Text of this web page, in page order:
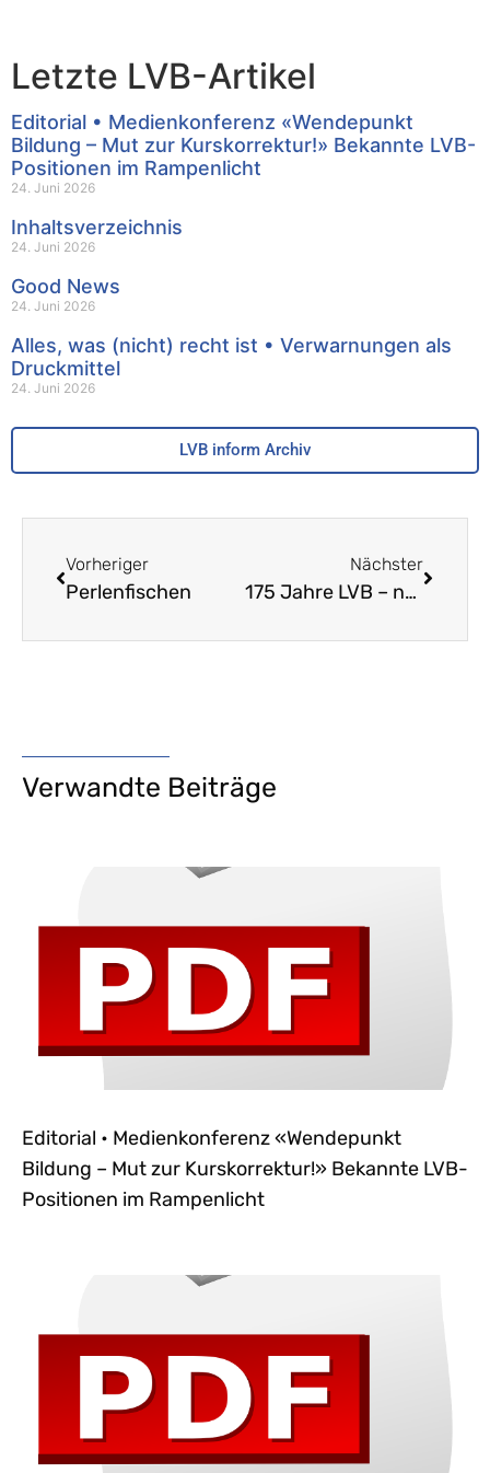
Letzte LVB-Artikel
Editorial • Medienkonferenz «Wendepunkt
Bildung – Mut zur Kurskorrektur!» Bekannte LVB-
Positionen im Rampenlicht
24. Juni 2026
Inhaltsverzeichnis
24. Juni 2026
Good News
24. Juni 2026
Alles, was (nicht) recht ist • Verwarnungen als
Druckmittel
24. Juni 2026
LVB inform Archiv
Vorheriger
Perlenfischen
Nächster
175 Jahre LVB – nötig wie eh und je!
Verwandte Beiträge
Editorial • Medienkonferenz «Wendepunkt
Bildung – Mut zur Kurskorrektur!» Bekannte LVB-
Positionen im Rampenlicht